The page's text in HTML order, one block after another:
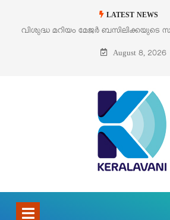
LATEST NEWS
‘പെറ്റൽസ്’ ലൈഫ് സ്റ്റൈൽ
പെരുമാനൂരിൽ
August 8, 2026